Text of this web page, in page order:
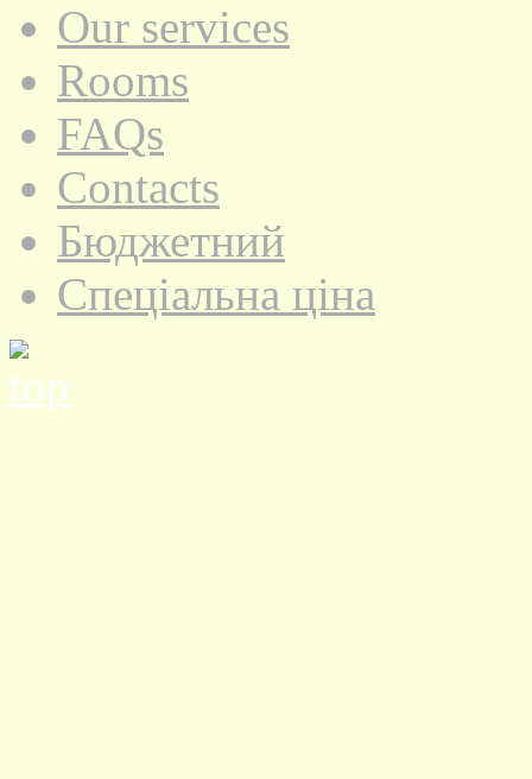
Our services
Rooms
FAQs
Contacts
Бюджетний
Спеціальна ціна